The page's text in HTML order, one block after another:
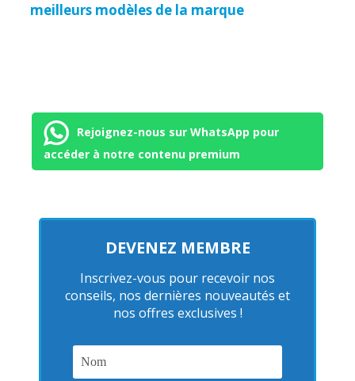
meilleurs modèles de la marque
Rejoignez-nous sur WhatsApp pour
accéder à notre contenu premium
DEVENEZ MEMBRE
Inscrivez-vous pour recevoir nos
conseils, nos dernières nouveautés et
nos offres exclusives !